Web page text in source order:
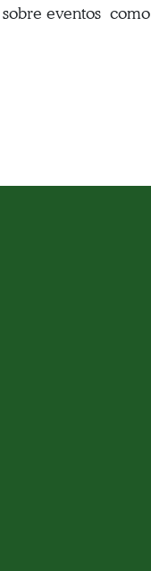
eventos como